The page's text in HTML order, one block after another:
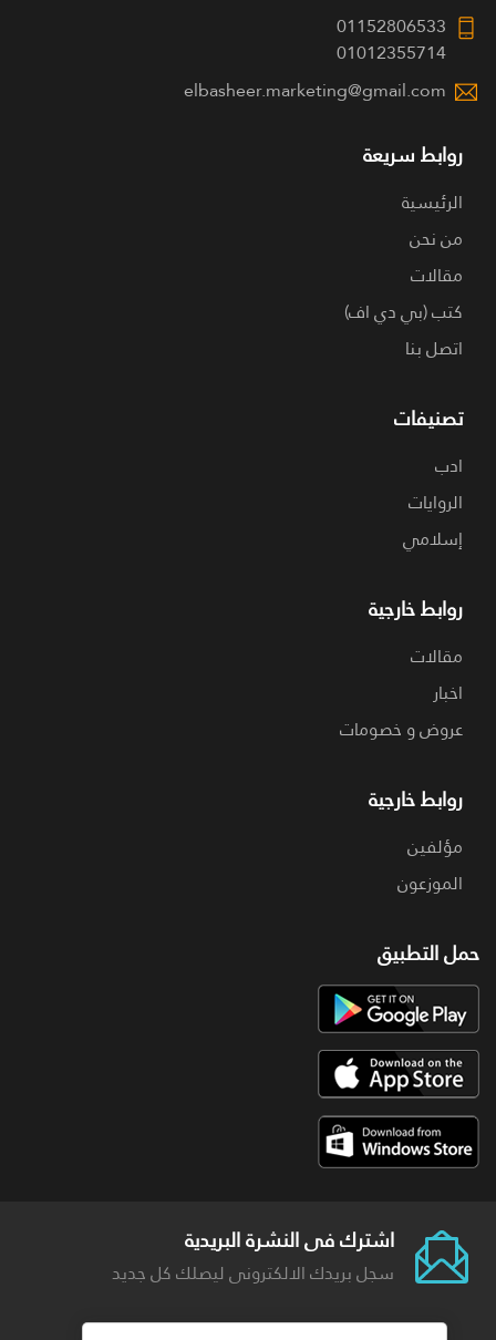
01152806533
01012355714
elbasheer.marketing@gmail.com
روابط سريعة
الرئيسية
من نحن
مقالات
كتب (بي دي اف)
اتصل بنا
تصنيفات
ادب
الروايات
إسلامي
روابط خارجية
مقالات
اخبار
عروض و خصومات
روابط خارجية
مؤلفين
الموزعون
حمل التطبيق
اشترك فى النشرة البريدية
سجل بريدك الالكترونى ليصلك كل جديد